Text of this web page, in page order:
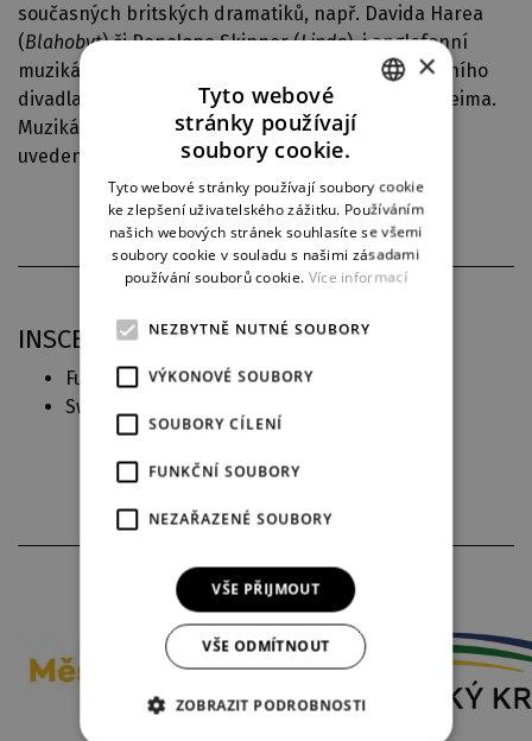
současných britských dramatiků, např. Davida Harea
(Blahobyt) či Penelope Skinner (Linda), i anglofonní
muzikál (
). V oblasti hudebního
divadla obdivuje především dílo Stephena Sondheima.
Muzikál
Sweeney Toddje jejím prvním překladem
uvedeným v profesionálním divadle.
INSCENAČNÍ PRAXE V DJKT
Fun Home(2022)Český text
Sweeney Todd
PARTNEŘI DIVADLA
GERMAN
×
Tyto webové
stránky používají
soubory cookie.
Tyto webové stránky používají soubory cookie
ke zlepšení uživatelského zážitku. Používáním
našich webových stránek souhlasíte se všemi
soubory cookie v souladu s našimi zásadami
používání souborů cookie. Více informací
NEZBYTNĚ NUTNÉ SOUBORY
VÝKONOVÉ SOUBORY
SOUBORY CÍLENÍ
FUNKČNÍ SOUBORY
NEZAŘAZENÉ SOUBORY
VŠE PŘIJMOUT
VŠE ODMÍTNOUT
ZOBRAZIT PODROBNOSTI